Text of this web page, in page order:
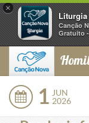
×
Liturgia
Canção
Gratuito
1 JUN
2026